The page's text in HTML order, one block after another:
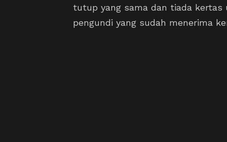
tutup yang sama dan tiada
pengundi yang sudah menerima